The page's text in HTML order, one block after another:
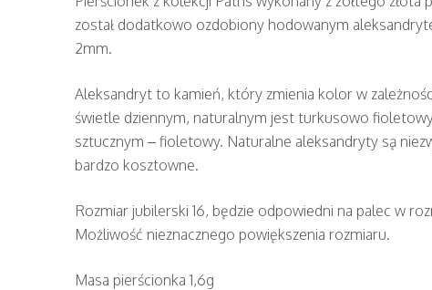
został dodatkowo ozdobiony hodowanym
2mm.
Aleksandryt to kamień, który zmienia kolor w
świetle dziennym, naturalnym jest turkusowo
sztucznym – fioletowy. Naturalne aleksandryty są
bardzo kosztowne.
Rozmiar jubilerski 16, będzie odpowiedni na palec w
Możliwość nieznacznego powiększenia rozmiaru.
Masa pierścionka 1,6g